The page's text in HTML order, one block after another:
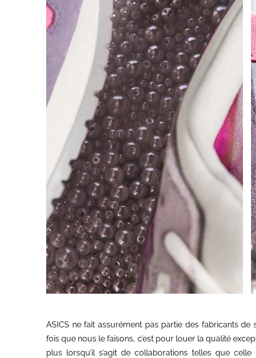
ASICS ne fait assurément pas partie des fabricants
fois que nous le faisons, c’est pour louer la qualité
plus lorsqu’il s’agit de collaborations telles que